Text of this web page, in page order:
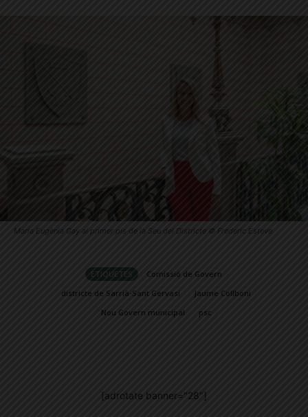
Maria Eugènia Gay al primer pis de la Seu del Districte © Frederic Esteve
ETIQUETES
Comissió de Govern
districte de Sarrià-Sant Gervasi
Jaume Collboni
Nou Govern municipal
psc
[adrotate banner="28"]